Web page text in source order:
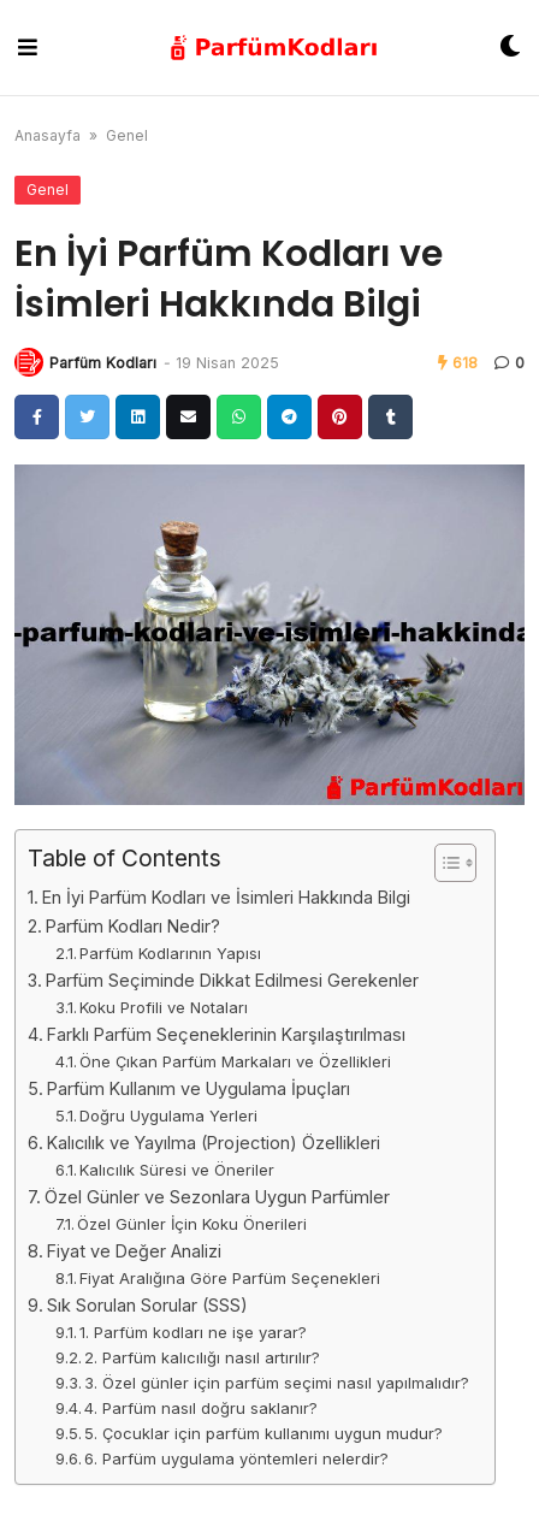
content
Anasayfa » Genel
Genel
En İyi Parfüm Kodları ve
İsimleri Hakkında Bilgi
Parfüm Kodları - 19 Nisan 2025 618 0
Table of Contents
En İyi Parfüm Kodları ve İsimleri Hakkında Bilgi
Parfüm Kodları Nedir?
Parfüm Kodlarının Yapısı
Parfüm Seçiminde Dikkat Edilmesi Gerekenler
Koku Profili ve Notaları
Farklı Parfüm Seçeneklerinin Karşılaştırılması
Öne Çıkan Parfüm Markaları ve Özellikleri
Parfüm Kullanım ve Uygulama İpuçları
Doğru Uygulama Yerleri
Kalıcılık ve Yayılma (Projection) Özellikleri
Kalıcılık Süresi ve Öneriler
Özel Günler ve Sezonlara Uygun Parfümler
Özel Günler İçin Koku Önerileri
Fiyat ve Değer Analizi
Fiyat Aralığına Göre Parfüm Seçenekleri
Sık Sorulan Sorular (SSS)
1. Parfüm kodları ne işe yarar?
2. Parfüm kalıcılığı nasıl artırılır?
3. Özel günler için parfüm seçimi nasıl yapılmalıdır?
4. Parfüm nasıl doğru saklanır?
5. Çocuklar için parfüm kullanımı uygun mudur?
6. Parfüm uygulama yöntemleri nelerdir?